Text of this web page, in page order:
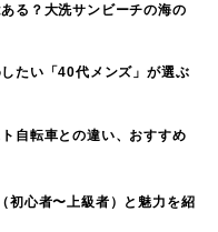
る？大洗サンビーチの海の
たい「40代メンズ」が選ぶ
自転車との違い、おすすめ
初心者〜上級者）と魅力を紹